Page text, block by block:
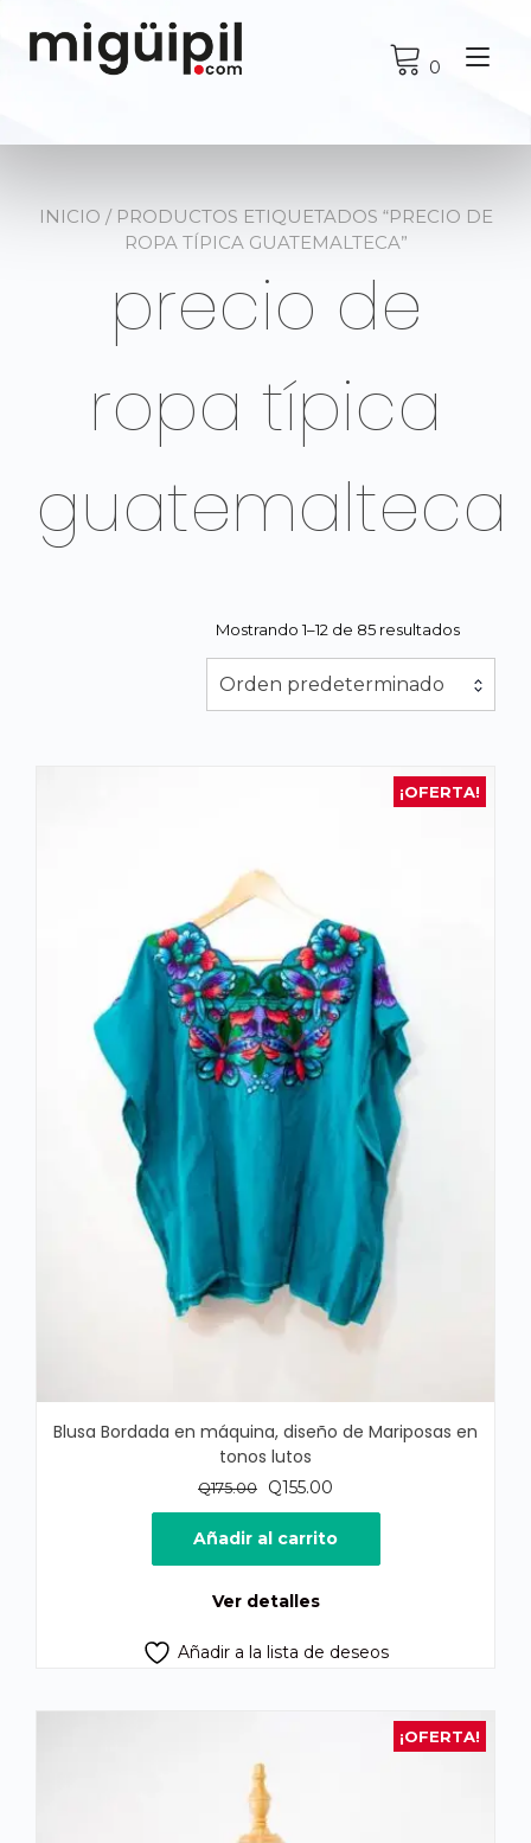
0
INICIO / PRODUCTOS ETIQUETADOS “PRECIO DE
ROPA TÍPICA GUATEMALTECA”
precio de
ropa típica
guatemalteca
Mostrando 1–12 de 85 resultados
Orden predeterminado
¡OFERTA!
Blusa Bordada en máquina, diseño de Mariposas en
tonos lutos
Q175.00
El
precio
original
era:
Q155.00
precio
actual
es:
Añadir al carrito
Ver detalles
Añadir a la lista de deseos
¡OFERTA!